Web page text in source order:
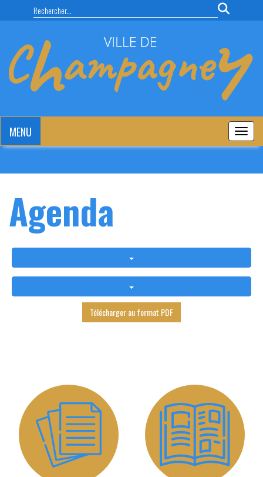
MENU
MENU
Agenda
Télécharger au format PDF
Panneau de gestion des cookies